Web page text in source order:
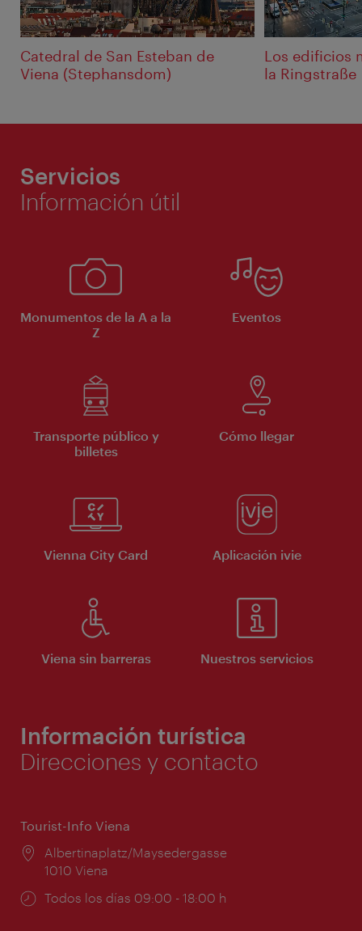
Catedral de San Esteban de
Viena (Stephansdom)
Los edificios
la Ringstraße
Servicios
Información útil
Monumentos de la A a la
Z
Eventos
Transporte público y
billetes
Cómo llegar
Vienna City Card Aplicación ivie
Viena sin barreras Nuestros servicios
Información turística
Direcciones y contacto
Tourist-Info Viena
Lugar:
Albertinaplatz/Maysedergasse
1010 Viena
Horarios
Todos los días 09:00 - 18:00 h